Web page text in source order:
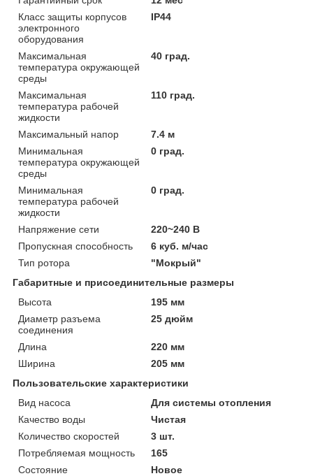
Класс защиты корпусов
электронного
оборудования
IP44
Максимальная
температура окружающей
среды
40 град.
Максимальная
температура рабочей
жидкости
110 град.
Максимальный напор
7.4 м
Минимальная
температура окружающей
среды
0 град.
Минимальная
температура рабочей
жидкости
0 град.
Напряжение сети
220~240 В
Пропускная способность
6 куб. м/час
Тип ротора
"Мокрый"
Габаритные и присоединительные размеры
Высота
195 мм
Диаметр разъема
соединения
25 дюйм
Длина
220 мм
Ширина
205 мм
Пользовательские характеристики
Вид насоса
Для системы отопления
Качество воды
Чистая
Количество скоростей
3 шт.
Потребляемая мощность
165
Состояние
Новое